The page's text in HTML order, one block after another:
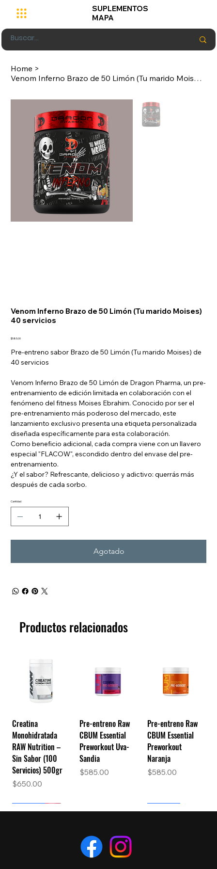
SUPLEMENTOS
MAPA
Home >
Venom Inferno Brazo de 50 Limón (Tu marido Moises) 40 servicios
Venom Inferno Brazo de 50 Limón (Tu marido Moises)
40 servicios
Precio
$585.00
Pre-entreno sabor Brazo de 50 Limón (Tu marido Moises) de
40 servicios
Venom Inferno Brazo de 50 Limón de Dragon Pharma, un pre-
entrenamiento de edición limitada en colaboración con el
fenómeno del fitness Moises Ebrahim. Conocido por ser el
pre-entrenamiento más poderoso del mercado, este
lanzamiento exclusivo presenta una etiqueta personalizada
diseñada específicamente para esta colaboración.
Como beneficio adicional, cada compra viene con un llavero
especial "FLACOW", escondido dentro del envase del pre-
entrenamiento.
¿Y el sabor? Refrescante, delicioso y adictivo: querrás más
después de cada sorbo.
Cantidad
Agotado
Productos relacionados
Creatina
Monohidratada
RAW Nutrition –
Sin Sabor (100
Servicios) 500gr
Precio
$650.00
Pre-entreno Raw
CBUM Essential
Preworkout Uva-
Sandia
Precio
$585.00
Pre-entreno Raw
CBUM Essential
Preworkout
Naranja
Precio
$585.00